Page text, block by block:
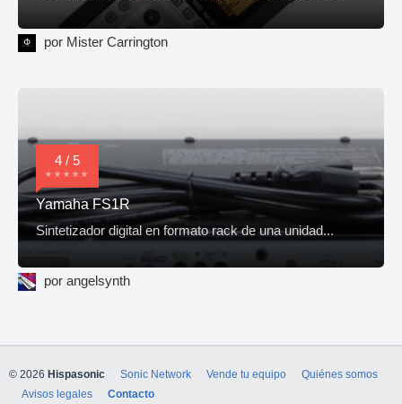
por Mister Carrington
4 / 5
Yamaha FS1R
Sintetizador digital en formato rack de una unidad...
por angelsynth
© 2026 Hispasonic Sonic Network Vende tu equipo
Quiénes somos
Avisos legales
Contacto